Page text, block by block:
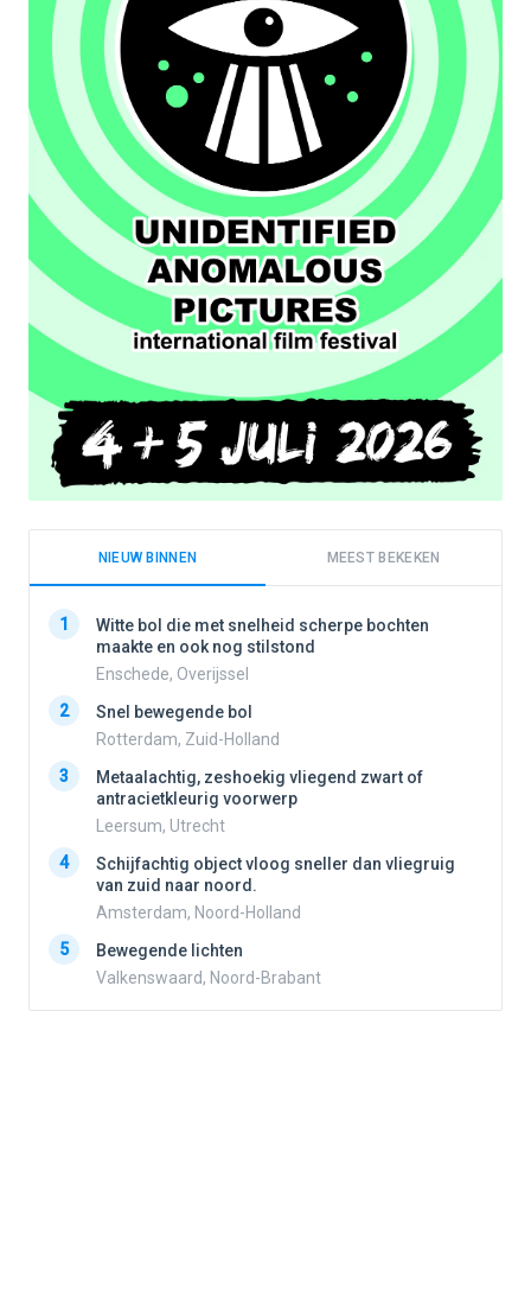
NIEUW BINNEN MEEST BEKEKEN
1
Witte bol die met snelheid scherpe bochten
maakte en ook nog stilstond
Enschede, Overijssel
2
Snel bewegende bol
Rotterdam, Zuid-Holland
3
Metaalachtig, zeshoekig vliegend zwart of
antracietkleurig voorwerp
Leersum, Utrecht
4
Schijfachtig object vloog sneller dan vliegruig
van zuid naar noord.
Amsterdam, Noord-Holland
5
Bewegende lichten
Valkenswaard, Noord-Brabant